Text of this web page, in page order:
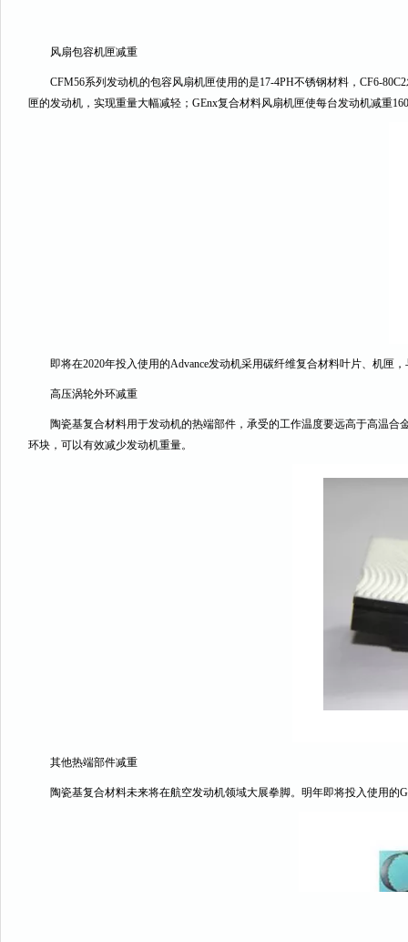
风扇包容机匣减重
CFM56系列发动机的包容风扇机匣使用的是17-4PH不锈钢材料，CF6-
匣的发动机，实现重量大幅减轻；GEnx复合材料风扇机匣使每台发动机减重
即将在2020年投入使用的Advance发动机采用碳纤维复合材料叶片、机匣
高压涡轮外环减重
陶瓷基复合材料用于发动机的热端部件，承受的工作温度要远高于高温
环块，可以有效减少发动机重量。
其他热端部件减重
陶瓷基复合材料未来将在航空发动机领域大展拳脚。明年即将投入使用